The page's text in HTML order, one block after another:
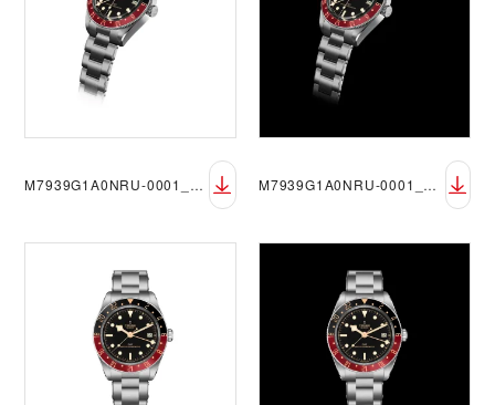
M7939G1A0NRU-0001_black_73560_DET_RVB M7939G1A0NRU-0001_black_73560_DET_RVB_black